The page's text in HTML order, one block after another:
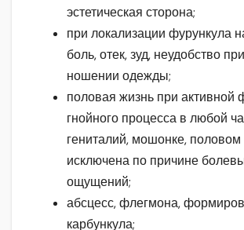
эстетическая сторона;
при локализации фурункула
боль, отек, зуд, неудобство
ношении одежды;
половая жизнь при активной
гнойного процесса в любой
гениталий, мошонке, половом
исключена по причине
ощущений;
абсцесс, флегмона,
карбункула;